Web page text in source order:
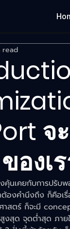
จ
องเร
read
นเคยกับการปรับ
องคำนึงถึง ก็คือเ
สตร์ ก็จะมี
งสุด จุดต่ำสุด ภาย